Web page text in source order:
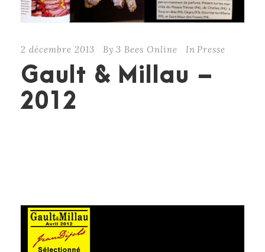
2 décembre 2013 By 3 Bees Online In Presse
Gault & Millau –
2012